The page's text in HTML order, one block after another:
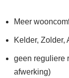
Meer
Kelder, Zolder,
geen reguliere
afwerking)